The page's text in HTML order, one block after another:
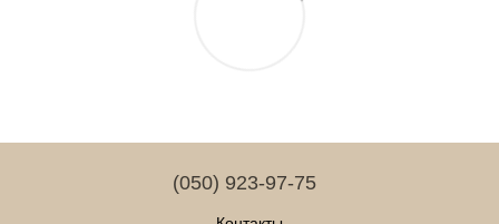
(050) 923-97-75